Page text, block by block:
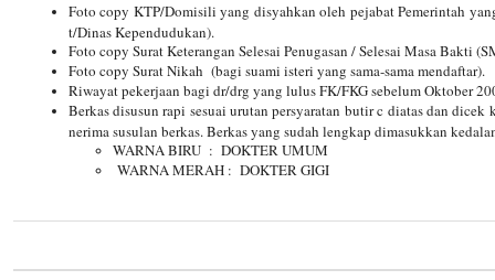
Foto copy KTP/Domisili yang disyahkan oleh pejabat Pemerintah
t/Dinas Kependudukan).
Foto copy Surat Keterangan Selesai Penugasan / Selesai Masa Bakti
Foto copy Surat Nikah (bagi suami isteri yang sama-sama mendaftar).
Riwayat pekerjaan bagi dr/drg yang lulus FK/FKG sebelum Oktober
Berkas disusun rapi sesuai urutan persyaratan butir c diatas dan
nerima susulan berkas. Berkas yang sudah lengkap dimasukkan
WARNA BIRU : DOKTER UMUM
WARNA MERAH : DOKTER GIGI